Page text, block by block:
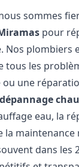
sommes
pour
Nos
les
une
eau, la
la
dans